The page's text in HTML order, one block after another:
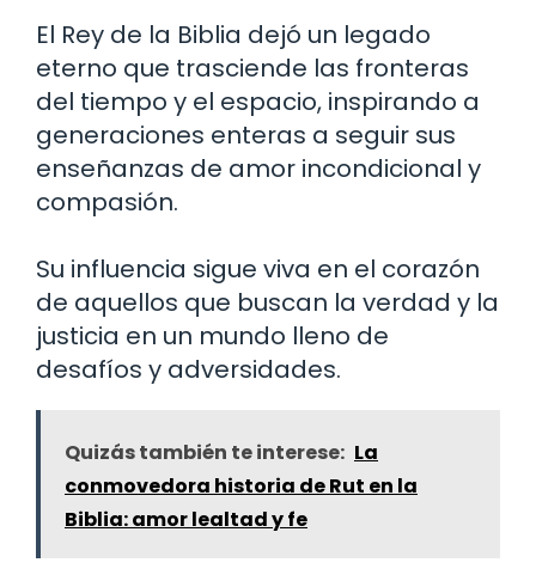
El Rey de la Biblia dejó un legado
eterno que trasciende las fronteras
del tiempo y el espacio, inspirando a
generaciones enteras a seguir sus
enseñanzas de amor incondicional y
compasión.
Su influencia sigue viva en el corazón
de aquellos que buscan la verdad y la
justicia en un mundo lleno de
desafíos y adversidades.
Quizás también te interese: La
conmovedora historia de Rut en la
Biblia: amor lealtad y fe